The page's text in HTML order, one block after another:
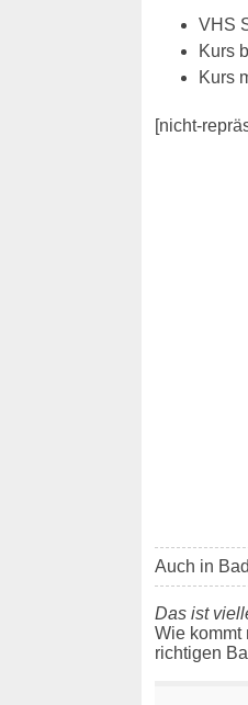
VHS
Kurs
Kurs
[nicht-
Auch in
Das ist
Wie kommt
richtigen